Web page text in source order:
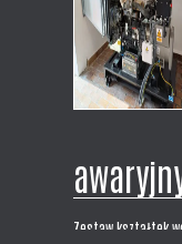
Zestaw kształtek